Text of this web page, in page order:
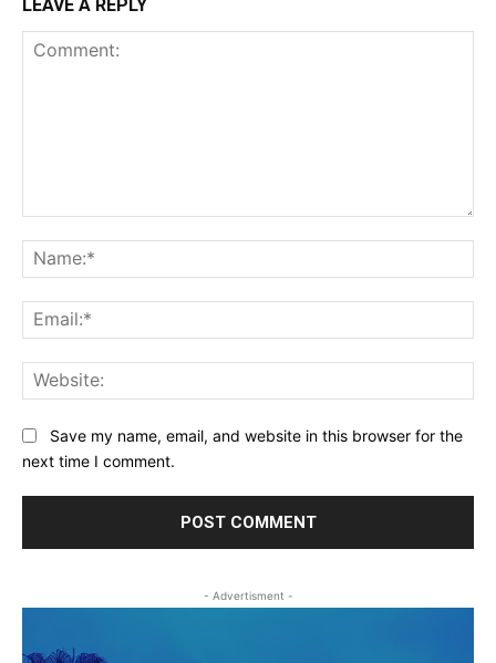
LEAVE A REPLY
Save my name, email, and website in this browser for the
next time I comment.
- Advertisment -